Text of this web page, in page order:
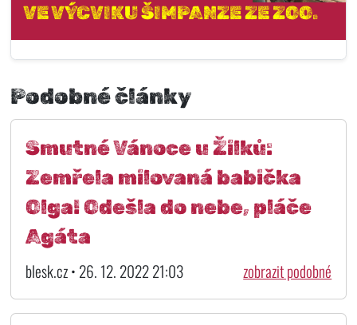
VE VÝCVIKU ŠIMPANZE ZE ZOO.
Podobné články
Smutné Vánoce u Žilků:
Zemřela milovaná babička
Olga! Odešla do nebe, pláče
Agáta
blesk.cz • 26. 12. 2022 21:03 zobrazit podobné